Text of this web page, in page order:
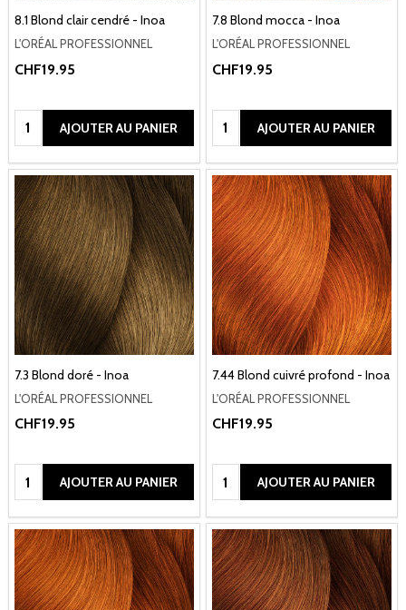
8.1 Blond clair cendré - Inoa
L'ORÉAL PROFESSIONNEL
CHF19.95
Quantité:AJOUTER AU PANIER
7.8 Blond mocca - Inoa
L'ORÉAL PROFESSIONNEL
CHF19.95
Quantité:AJOUTER AU PANIER
7.3 Blond doré - Inoa
L'ORÉAL PROFESSIONNEL
CHF19.95
Quantité:AJOUTER AU PANIER
7.44 Blond cuivré profond - Inoa
L'ORÉAL PROFESSIONNEL
CHF19.95
Quantité:AJOUTER AU PANIER